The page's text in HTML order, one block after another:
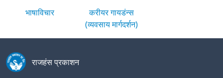
भाषाविचार
करीयर गायडंन्स
(व्यवसाय मार्गदर्शन)
राजहंस प्रकाशन